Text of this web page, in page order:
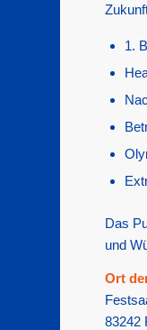
1.
Das
und
Ort
83242